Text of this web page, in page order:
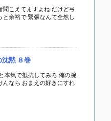
聞こえてますよね だけど弓
と余裕で 緊張なんて全然し
黙 ８巻
本気で抵抗してみろ 俺の腕
んなら おまえの好きにすれ